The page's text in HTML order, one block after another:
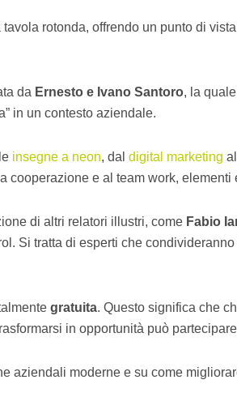
rotonda, offrendo un punto di
da Ernesto e Ivano Santoro, la
in un contesto aziendale.
insegne a neon, dal digital marketing
e al team work, elementi
di altri relatori illustri, come Fabio
Si tratta di esperti che
gratuita. Questo significa che
in opportunità può
aziendali moderne e su come